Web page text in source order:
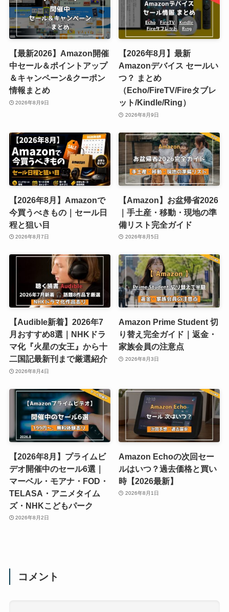
【最新2026】Amazon開催
中セール＆ポイントアップ
＆キャンペーン&クーポン
情報まとめ
2026年8月9日
【2026年8月】最新
Amazonデバイス セールい
つ？ まとめ
（Echo/FireTV/Fireタブレ
ット/Kindle/Ring）
2026年8月9日
【2026年8月】Amazonで
今買うべきもの｜セール日
程と狙い目
2026年8月7日
【Amazon】お盆帰省2026
｜手土産・移動・現地の準
備リスト完全ガイド
2026年8月5日
【Audible新着】2026年7
月おすすめ8選｜NHKドラ
マ化『火星の女王』から十
二国記最新刊まで厳選紹介
2026年8月4日
Amazon Prime Student 切
り替え完全ガイド｜返金・
家族会員の注意点
2026年8月3日
【2026年8月】プライムビ
デオ開催中のセール6選｜
マーベル・モアナ・FOD・
TELASA・アニメタイム
ズ・NHKこどもパーク
2026年8月2日
Amazon Echoの次回セー
ルはいつ？過去価格と買い
時【2026最新】
2026年8月1日
コメント